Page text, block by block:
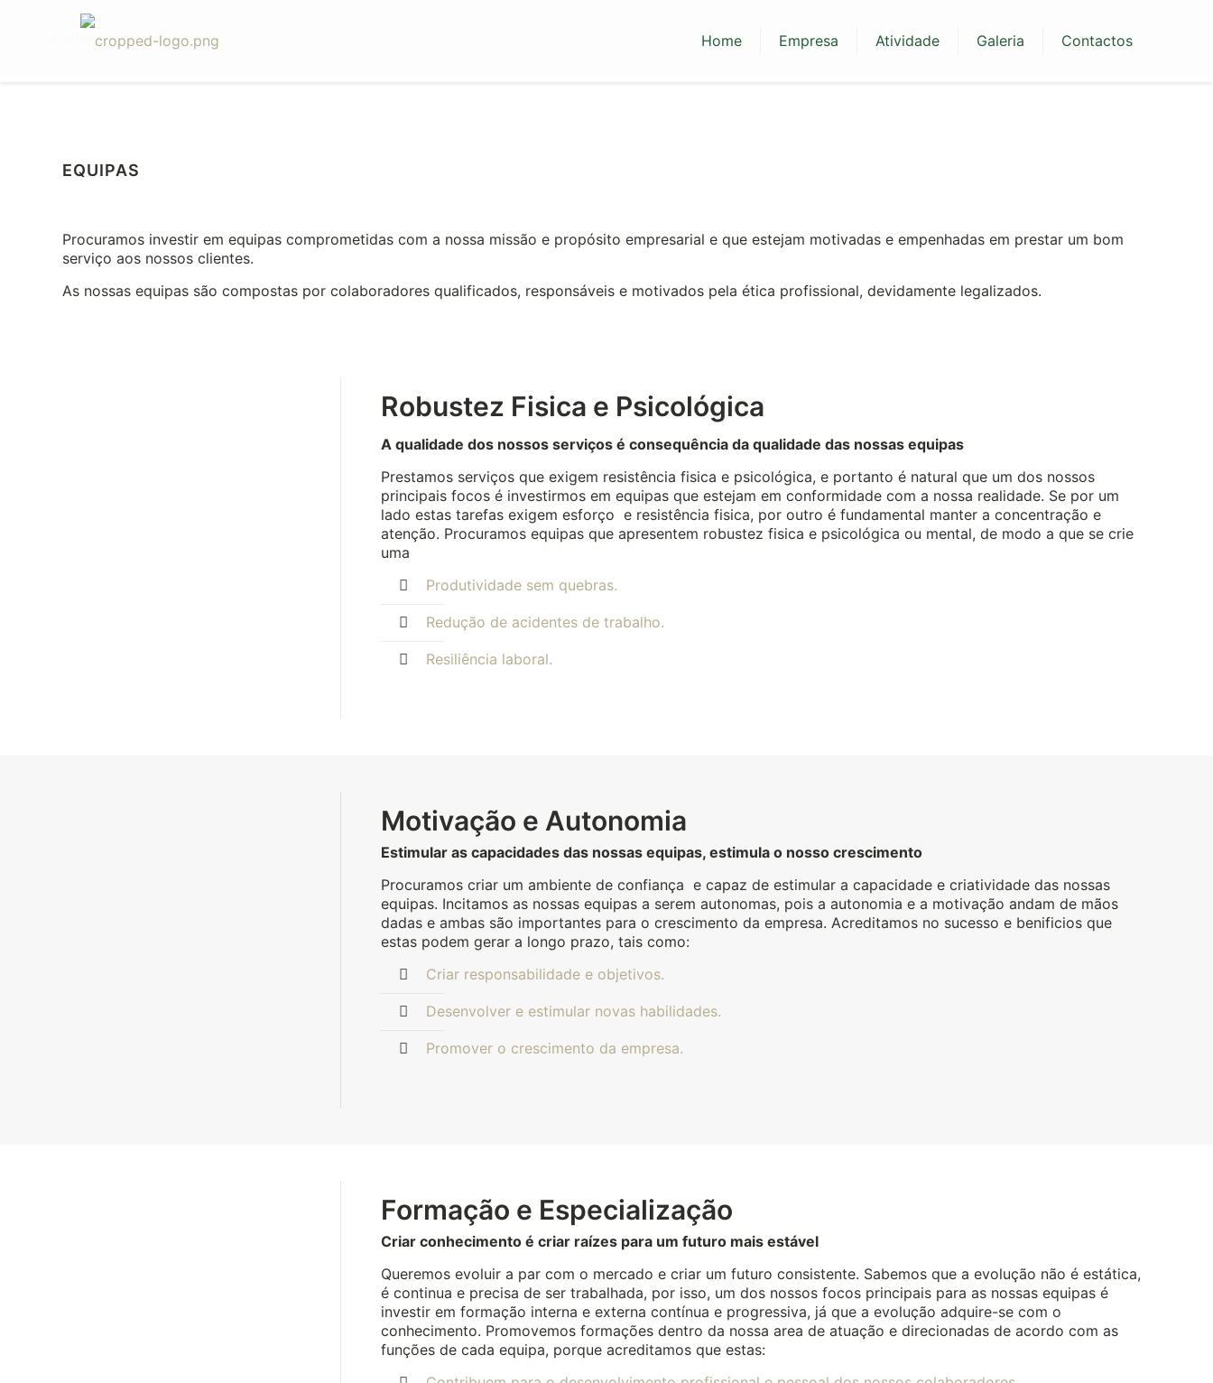
Home Empresa Atividade Galeria Contactos
Equipas
EQUIPAS
Procuramos investir em equipas comprometidas com a nossa missão e propósito empresarial e que estejam motivadas e empenhadas em prestar um bom
serviço aos nossos clientes.
As nossas equipas são compostas por colaboradores qualificados, responsáveis e motivados pela ética profissional, devidamente legalizados.
Robustez Fisica e Psicológica
A qualidade dos nossos serviços é consequência da qualidade das nossas equipas
Prestamos serviços que exigem resistência fisica e psicológica, e portanto é natural que um dos nossos
principais focos é investirmos em equipas que estejam em conformidade com a nossa realidade. Se por um
lado estas tarefas exigem esforço e resistência fisica, por outro é fundamental manter a concentração e
atenção. Procuramos equipas que apresentem robustez fisica e psicológica ou mental, de modo a que se crie
uma
Produtividade sem quebras.
Redução de acidentes de trabalho.
Resiliência laboral.
Motivação e Autonomia
Estimular as capacidades das nossas equipas, estimula o nosso crescimento
Procuramos criar um ambiente de confiança e capaz de estimular a capacidade e criatividade das nossas
equipas. Incitamos as nossas equipas a serem autonomas, pois a autonomia e a motivação andam de mãos
dadas e ambas são importantes para o crescimento da empresa. Acreditamos no sucesso e benificios que
estas podem gerar a longo prazo, tais como:
Criar responsabilidade e objetivos.
Desenvolver e estimular novas habilidades.
Promover o crescimento da empresa.
Formação e Especialização
Criar conhecimento é criar raízes para um futuro mais estável
Queremos evoluir a par com o mercado e criar um futuro consistente. Sabemos que a evolução não é estática,
é continua e precisa de ser trabalhada, por isso, um dos nossos focos principais para as nossas equipas é
investir em formação interna e externa contínua e progressiva, já que a evolução adquire-se com o
conhecimento. Promovemos formações dentro da nossa area de atuação e direcionadas de acordo com as
funções de cada equipa, porque acreditamos que estas: